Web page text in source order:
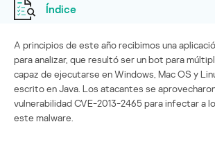
Índice
A principios de este año recibimos una
para analizar, que resultó ser un bot para
capaz de ejecutarse en Windows, Mac OS y
escrito en Java. Los atacantes se
vulnerabilidad CVE-2013-2465 para infectar a
este malware.